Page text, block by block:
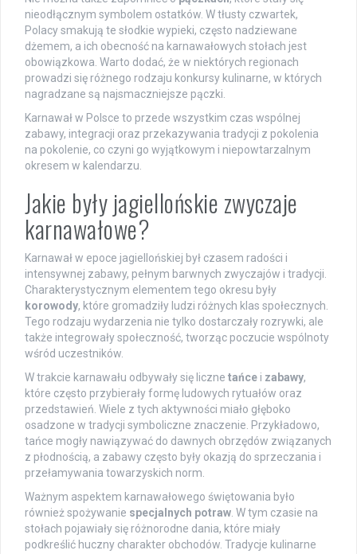
nieodłącznym symbolem ostatków. W tłusty czwartek,
Polacy smakują te słodkie wypieki, często nadziewane
dżemem, a ich obecność na karnawałowych stołach jest
obowiązkowa. Warto dodać, że w niektórych regionach
prowadzi się różnego rodzaju konkursy kulinarne, w których
nagradzane są najsmaczniejsze pączki.
Karnawał w Polsce to przede wszystkim czas wspólnej
zabawy, integracji oraz przekazywania tradycji z pokolenia
na pokolenie, co czyni go wyjątkowym i niepowtarzalnym
okresem w kalendarzu.
Jakie były jagiellońskie zwyczaje
karnawałowe?
Karnawał w epoce jagiellońskiej był czasem radości i
intensywnej zabawy, pełnym barwnych zwyczajów i tradycji.
Charakterystycznym elementem tego okresu były
korowody, które gromadziły ludzi różnych klas społecznych.
Tego rodzaju wydarzenia nie tylko dostarczały rozrywki, ale
także integrowały społeczność, tworząc poczucie wspólnoty
wśród uczestników.
W trakcie karnawału odbywały się liczne tańce i zabawy,
które często przybierały formę ludowych rytuałów oraz
przedstawień. Wiele z tych aktywności miało głęboko
osadzone w tradycji symboliczne znaczenie. Przykładowo,
tańce mogły nawiązywać do dawnych obrzędów związanych
z płodnością, a zabawy często były okazją do sprzeczania i
przełamywania towarzyskich norm.
Ważnym aspektem karnawałowego świętowania było
również spożywanie specjalnych potraw . W tym czasie na
stołach pojawiały się różnorodne dania, które miały
podkreślić huczny charakter obchodów. Tradycje kulinarne